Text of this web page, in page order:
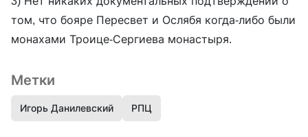
том, что бояре Пересвет и Ослябя когда-либо были
монахами Троице-Сергиева монастыря.
Метки
Игорь Данилевский РПЦ